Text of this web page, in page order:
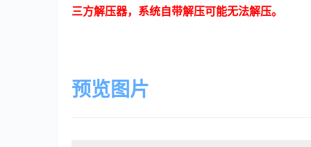
三方解压器，系统自带解压可能无法解压。
预览图片